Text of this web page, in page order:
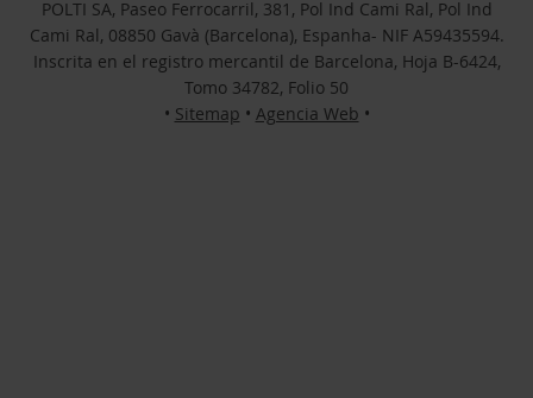
POLTI SA, Paseo Ferrocarril, 381, Pol Ind Cami Ral, Pol Ind
Cami Ral, 08850 Gavà (Barcelona), Espanha- NIF A59435594.
Inscrita en el registro mercantil de Barcelona, Hoja B-6424,
Tomo 34782, Folio 50
• Sitemap • Agencia Web •